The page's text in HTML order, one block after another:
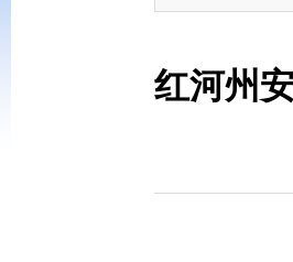
红河州